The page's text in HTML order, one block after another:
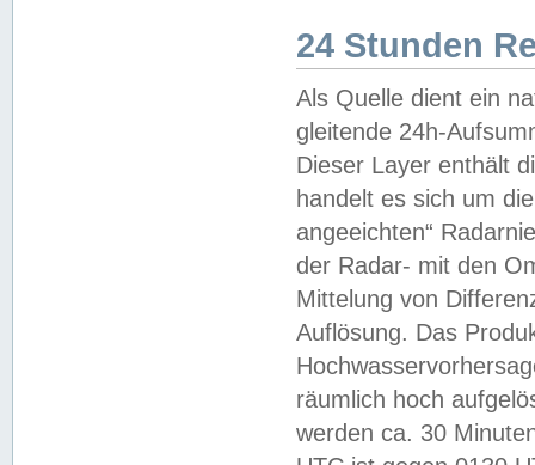
24 Stunden
Als Quelle dient ein
gleitende 24h-
Dieser Layer enthält
handelt es sich um
angeeichten“
der Radar- mit den
Mittelung von
Auflösung. Das
räumlich hoch
werden ca. 30